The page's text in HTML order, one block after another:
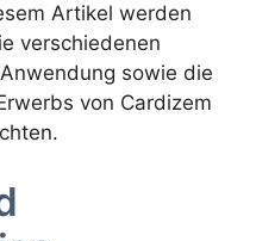
Artikel werden
verschiedenen
sowie die
von Cardizem